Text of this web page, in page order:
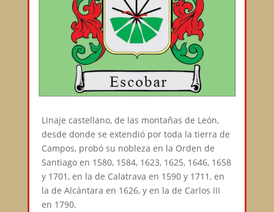
Linaje castellano, de las montañas de León,
desde donde se extendió por toda la tierra de
Campos, probó su nobleza en la Orden de
Santiago en 1580, 1584, 1623, 1625, 1646, 1658
y 1701, en la de Calatrava en 1590 y 1711, en
la de Alcántara en 1626, y en la de Carlos III
en 1790.